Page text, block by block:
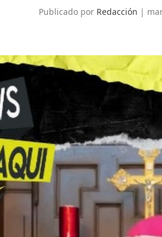
Publicado por Redacción |